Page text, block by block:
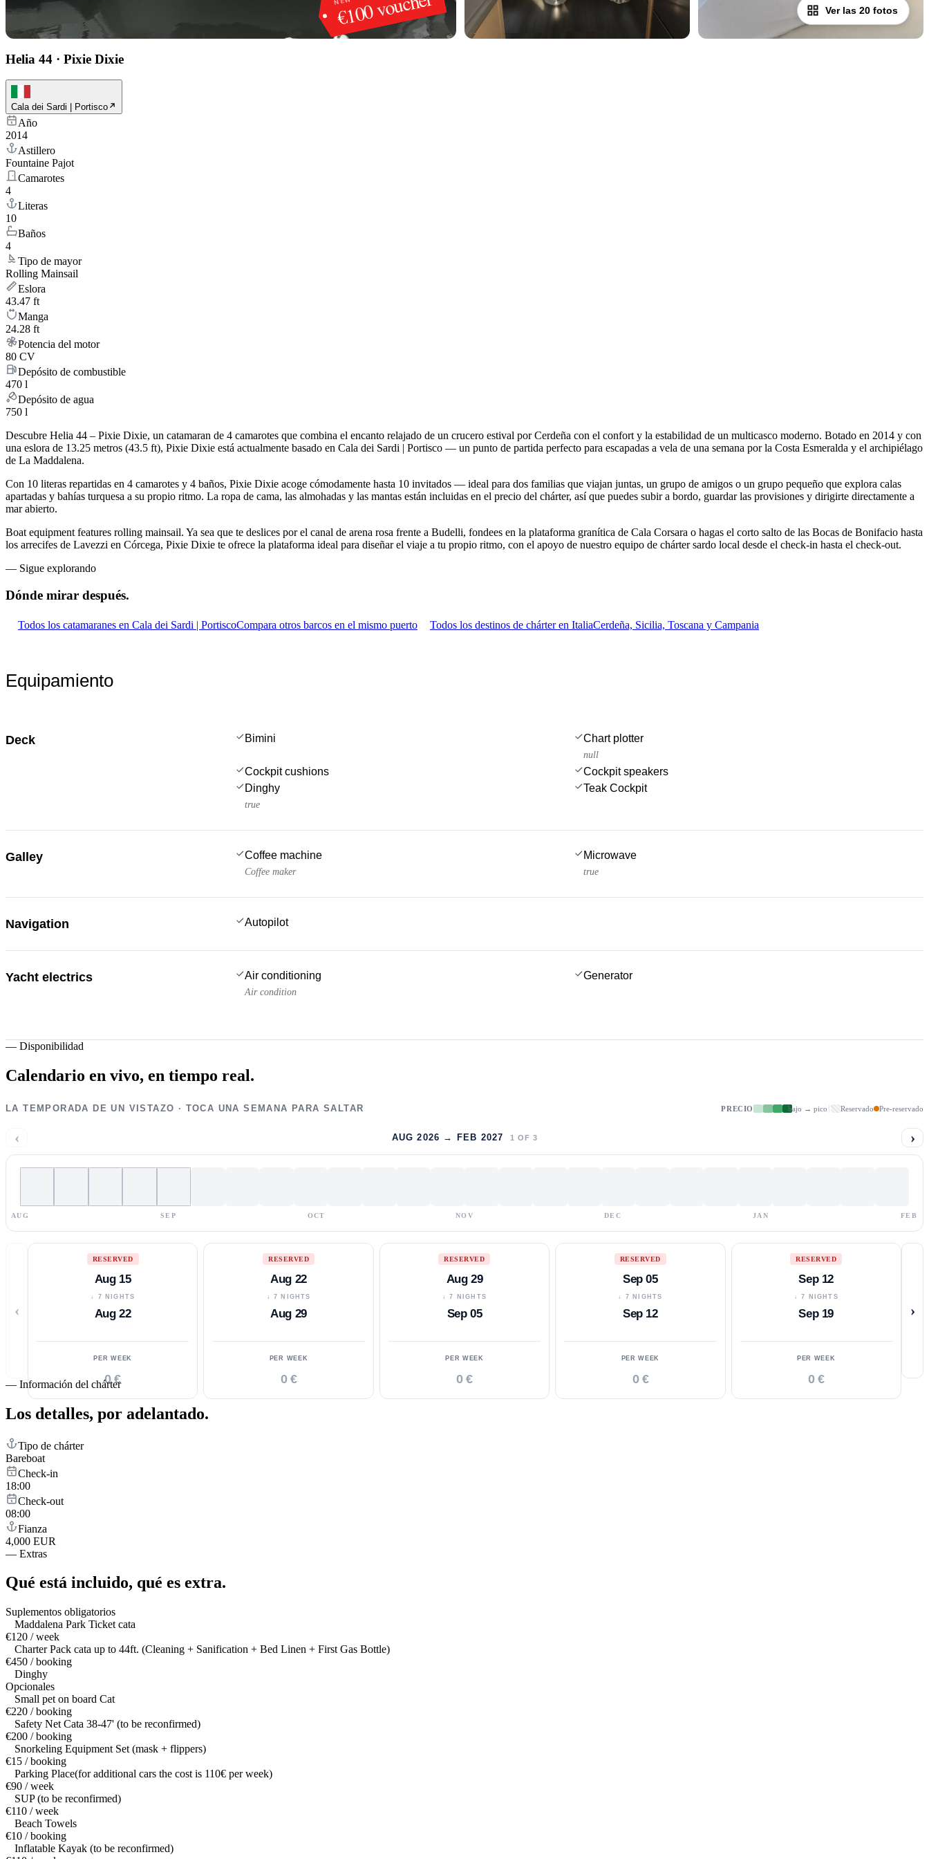
Ver las 20 fotos
Helia 44 · Pixie Dixie
Cala dei Sardi | Portisco
Año
2014
Astillero
Fountaine Pajot
Camarotes
4
Literas
10
Baños
4
Tipo de mayor
Rolling Mainsail
Eslora
43.47 ft
Manga
24.28 ft
Potencia del motor
80 CV
Depósito de combustible
470 l
Depósito de agua
750 l
Descubre Helia 44 – Pixie Dixie, un catamaran de 4 camarotes que combina el encanto relajado de un crucero estival por Cerdeña con el confort y la estabilidad de un multicasco moderno. Botado en 2014 y con
una eslora de 13.25 metros (43.5 ft), Pixie Dixie está actualmente basado en Cala dei Sardi | Portisco — un punto de partida perfecto para escapadas a vela de una semana por la Costa Esmeralda y el archipiélago
de La Maddalena.
Con 10 literas repartidas en 4 camarotes y 4 baños, Pixie Dixie acoge cómodamente hasta 10 invitados — ideal para dos familias que viajan juntas, un grupo de amigos o un grupo pequeño que explora calas
apartadas y bahías turquesa a su propio ritmo. La ropa de cama, las almohadas y las mantas están incluidas en el precio del chárter, así que puedes subir a bordo, guardar las provisiones y dirigirte directamente a
mar abierto.
Boat equipment features rolling mainsail. Ya sea que te deslices por el canal de arena rosa frente a Budelli, fondees en la plataforma granítica de Cala Corsara o hagas el corto salto de las Bocas de Bonifacio hasta
los arrecifes de Lavezzi en Córcega, Pixie Dixie te ofrece la plataforma ideal para diseñar el viaje a tu propio ritmo, con el apoyo de nuestro equipo de chárter sardo local desde el check-in hasta el check-out.
— Sigue explorando
Dónde mirar después.
Todos los catamaranes en Cala dei Sardi | PortiscoCompara otros barcos en el mismo puerto Todos los destinos de chárter en ItaliaCerdeña, Sicilia, Toscana y Campania
Equipamiento
Deck Bimini Chart plotter
null
Cockpit cushions
Cockpit speakers
Dinghy
true
Teak Cockpit
Galley Coffee machine
Coffee maker
Microwave
true
Navigation Autopilot
Yacht electrics Air conditioning
Air condition
Generator
— Disponibilidad
Calendario en vivo, en tiempo real.
LA TEMPORADA DE UN VISTAZO · TOCA UNA SEMANA PARA SALTAR PRECIO bajo → pico Reservado Pre-reservado
‹ AUG 2026 → FEB 2027 1 OF 3 ›
AUG SEP OCT NOV DEC JAN FEB
‹
RESERVED
Aug 15
↓ 7 NIGHTS
Aug 22
PER WEEK
0 €
RESERVED
Aug 22
↓ 7 NIGHTS
Aug 29
PER WEEK
0 €
RESERVED
Aug 29
↓ 7 NIGHTS
Sep 05
PER WEEK
0 €
RESERVED
Sep 05
↓ 7 NIGHTS
Sep 12
PER WEEK
0 €
RESERVED
Sep 12
↓ 7 NIGHTS
Sep 19
PER WEEK
0 €
›
— Información del chárter
Los detalles, por adelantado.
Tipo de chárter
Bareboat
Check-in
18:00
Check-out
08:00
Fianza
4,000 EUR
— Extras
Qué está incluido, qué es extra.
Suplementos obligatorios
Maddalena Park Ticket cata
€120 / week
Charter Pack cata up to 44ft. (Cleaning + Sanification + Bed Linen + First Gas Bottle)
€450 / booking
Dinghy
Opcionales
Small pet on board Cat
€220 / booking
Safety Net Cata 38-47' (to be reconfirmed)
€200 / booking
Snorkeling Equipment Set (mask + flippers)
€15 / booking
Parking Place(for additional cars the cost is 110€ per week)
€90 / week
SUP (to be reconfirmed)
€110 / week
Beach Towels
€10 / booking
Inflatable Kayak (to be reconfirmed)